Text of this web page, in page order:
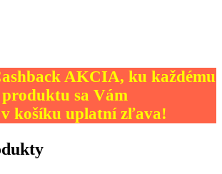
AKCIA, ku každému
produktu sa Vám
košíku uplatní zľava!